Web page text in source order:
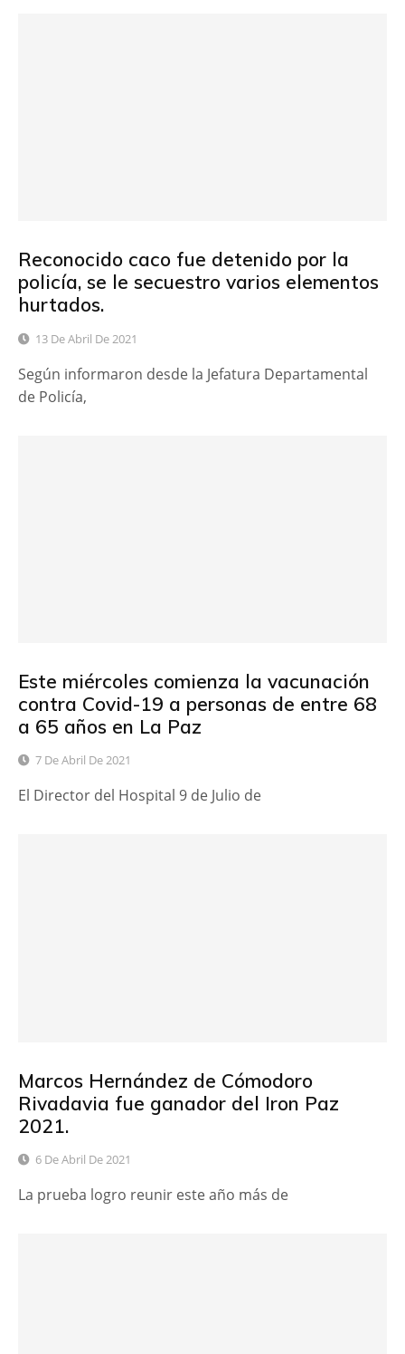
Reconocido caco fue detenido por la
policía, se le secuestro varios elementos
hurtados.
13 De Abril De 2021
Según informaron desde la Jefatura Departamental
de Policía,
Este miércoles comienza la vacunación
contra Covid-19 a personas de entre 68
a 65 años en La Paz
7 De Abril De 2021
El Director del Hospital 9 de Julio de
Marcos Hernández de Cómodoro
Rivadavia fue ganador del Iron Paz
2021.
6 De Abril De 2021
La prueba logro reunir este año más de